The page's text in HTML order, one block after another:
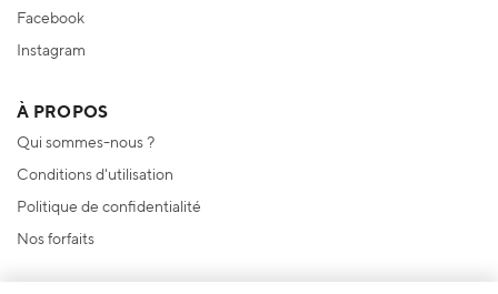
Facebook
Instagram
À PROPOS
Qui sommes-nous ?
Conditions d'utilisation
Politique de confidentialité
Nos forfaits